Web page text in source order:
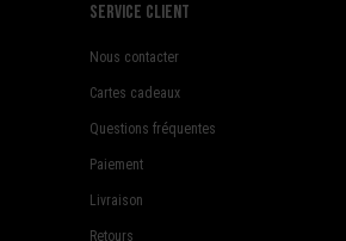
Service client
Nous contacter
Cartes cadeaux
Questions fréquentes
Paiement
Livraison
Retours